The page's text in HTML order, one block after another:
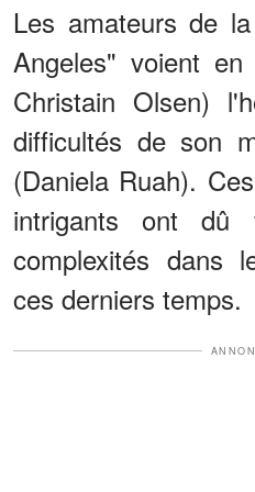
Les amateurs de
Angeles" voient
Christain Olsen)
difficultés de son
(Daniela Ruah).
intrigants ont
complexités dans
ces derniers temps.